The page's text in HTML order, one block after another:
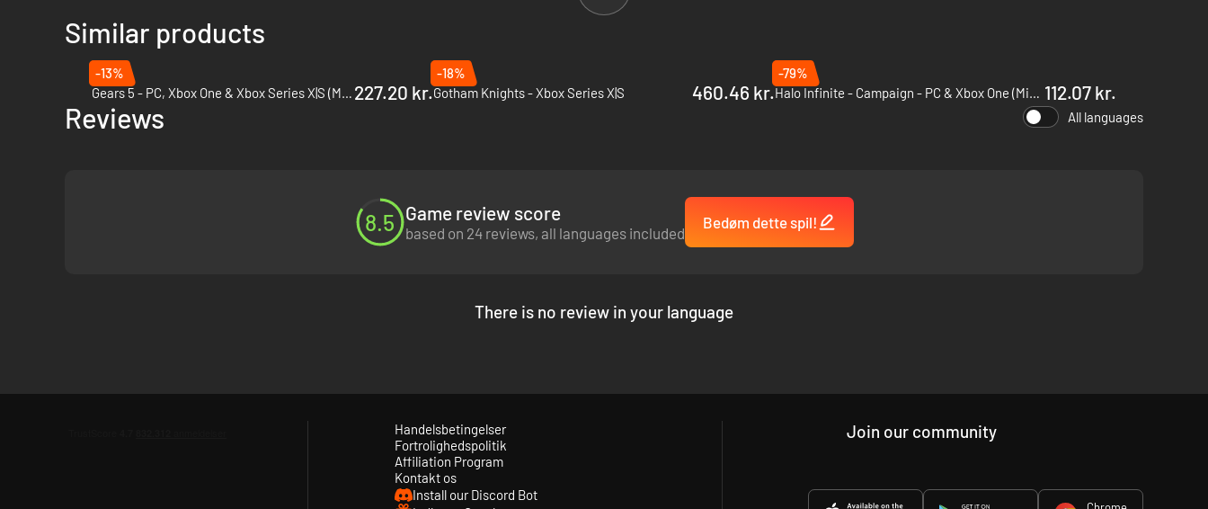
Digitalt indhold som fx XP-booster
Similar products
-13%
Gears 5 - PC, Xbox One & Xbox Series X|S (Microsoft Store) 227.20 kr.
-18%
Gotham Knights - Xbox Series X|S
460.46 kr.
-79%
Halo Infinite - Campaign - PC & Xbox One (Microsoft Store) 112.07 kr.
Reviews All languages
8.5 Game review score
based on 24 reviews, all languages included
Bedøm dette spil!
There is no review in your language
Handelsbetingelser
Fortrolighedspolitik
Affiliation Program
Kontakt os
Install our Discord Bot
Join our community